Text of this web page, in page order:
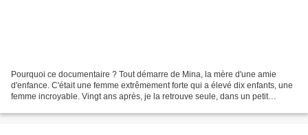
Pourquoi ce documentaire ? Tout démarre de Mina, la mère d'une amie
d'enfance. C'était une femme extrêmement forte qui a élevé dix enfants, une
femme incroyable. Vingt ans après, je la retrouve seule, dans un petit